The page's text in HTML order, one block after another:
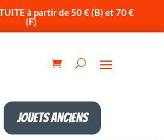
à partir de 50 € (B) et 70 €
(F)
Jouets anciens